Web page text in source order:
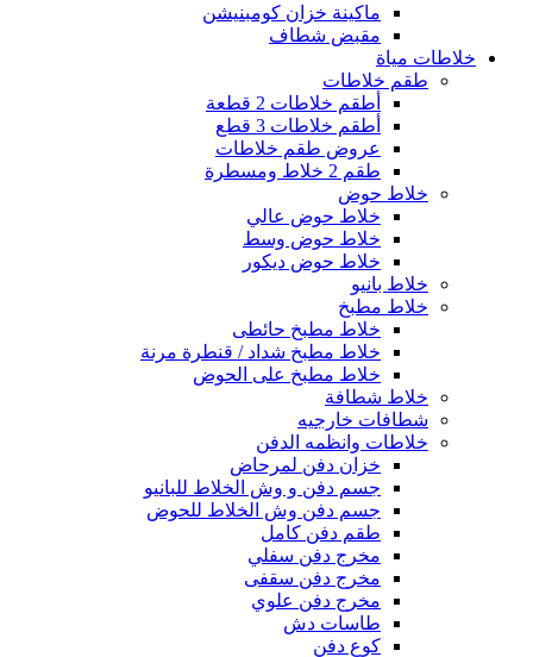
ماكينة خزان كومبنيشن
مقبض شطاف
خلاطات مياة
طقم خلاطات
أطقم خلاطات 2 قطعة
أطقم خلاطات 3 قطع
عروض طقم خلاطات
طقم 2 خلاط ومسطرة
خلاط حوض
خلاط حوض عالي
خلاط حوض وسط
خلاط حوض ديكور
خلاط بانيو
خلاط مطبخ
خلاط مطبخ حائطى
خلاط مطبخ شداد / قنطرة مرنة
خلاط مطبخ على الحوض
خلاط شطافة
شطافات خارجيه
خلاطات وانظمه الدفن
خزان دفن لمرحاض
جسم دفن و وش الخلاط للبانيو
جسم دفن وش الخلاط للحوض
طقم دفن كامل
مخرج دفن سفلي
مخرج دفن سقفى
مخرج دفن علوي
طاسات دش
كوع دفن